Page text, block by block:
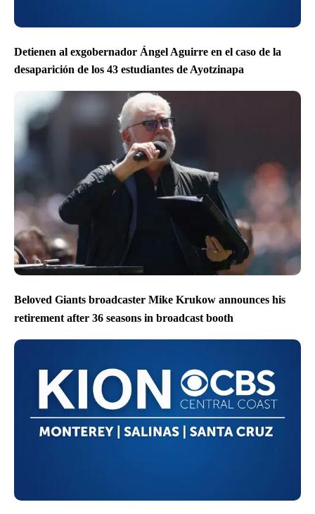
Detienen al exgobernador Ángel Aguirre en el caso de la
desaparición de los 43 estudiantes de Ayotzinapa
Beloved Giants broadcaster Mike Krukow announces his
retirement after 36 seasons in broadcast booth